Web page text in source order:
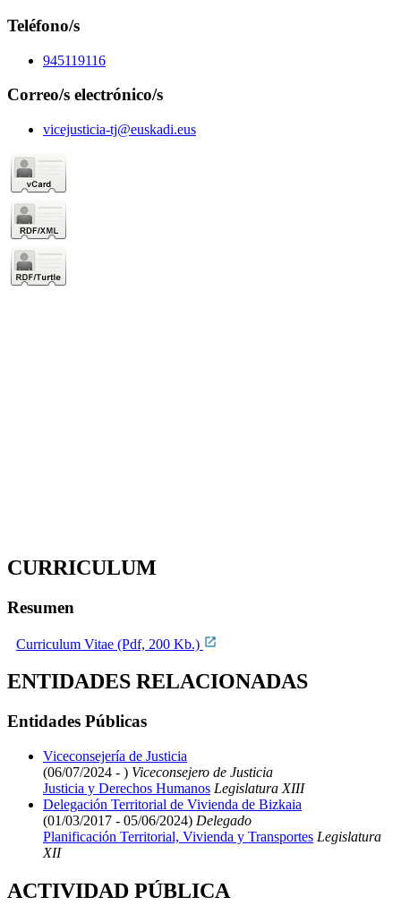
Teléfono/s
945119116
Correo/s electrónico/s
vicejusticia-tj@euskadi.eus
CURRICULUM
Resumen
Curriculum Vitae (Pdf, 200 Kb.)
ENTIDADES RELACIONADAS
Entidades Públicas
Viceconsejería de Justicia
(06/07/2024 - ) Viceconsejero de Justicia
Justicia y Derechos Humanos Legislatura XIII
Delegación Territorial de Vivienda de Bizkaia
(01/03/2017 - 05/06/2024) Delegado
Planificación Territorial, Vivienda y Transportes Legislatura
XII
ACTIVIDAD PÚBLICA